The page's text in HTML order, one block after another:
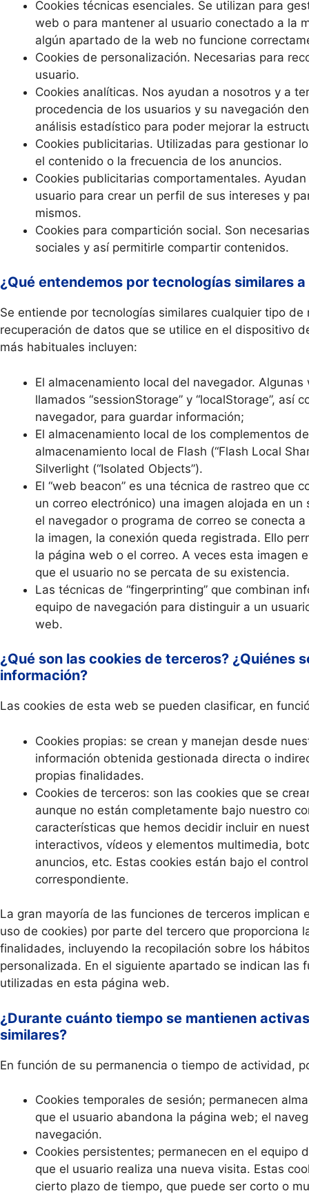
Cookies técnicas esenciales. Se utilizan para
web o para mantener al usuario conectado a la
algún apartado de la web no funcione
Cookies de personalización. Necesarias para
usuario.
Cookies analíticas. Nos ayudan a nosotros y a
procedencia de los usuarios y su navegación
análisis estadístico para poder mejorar la
Cookies publicitarias. Utilizadas para gestionar
el contenido o la frecuencia de los anuncios.
Cookies publicitarias comportamentales.
usuario para crear un perfil de sus intereses y
mismos.
Cookies para compartición social. Son
sociales y así permitirle compartir contenidos.
¿Qué entendemos por tecnologías similares
Se entiende por tecnologías similares cualquier tipo
recuperación de datos que se utilice en el dispositivo
más habituales incluyen:
El almacenamiento local del navegador.
llamados “sessionStorage” y “localStorage”,
navegador, para guardar información;
El almacenamiento local de los complementos
almacenamiento local de Flash (“Flash Local
Silverlight (“Isolated Objects”).
El “web beacon” es una técnica de rastreo que
un correo electrónico) una imagen alojada en
el navegador o programa de correo se conecta
la imagen, la conexión queda registrada. Ello
la página web o el correo. A veces esta imagen
que el usuario no se percata de su existencia.
Las técnicas de “fingerprinting” que combinan
equipo de navegación para distinguir a un
web.
¿Qué son las cookies de terceros? ¿Quiénes
información?
Las cookies de esta web se pueden clasificar, en
Cookies propias: se crean y manejan desde
información obtenida gestionada directa o
propias finalidades.
Cookies de terceros: son las cookies que se
aunque no están completamente bajo nuestro
características que hemos decidir incluir en
interactivos, vídeos y elementos multimedia,
anuncios, etc. Estas cookies están bajo el
correspondiente.
La gran mayoría de las funciones de terceros implican
uso de cookies) por parte del tercero que proporciona
finalidades, incluyendo la recopilación sobre los
personalizada. En el siguiente apartado se indican las
utilizadas en esta página web.
¿Durante cuánto tiempo se mantienen
similares?
En función de su permanencia o tiempo de actividad,
Cookies temporales de sesión; permanecen
que el usuario abandona la página web; el
navegación.
Cookies persistentes; permanecen en el equipo
que el usuario realiza una nueva visita. Estas
cierto plazo de tiempo, que puede ser corto o